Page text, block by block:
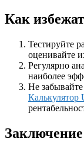
Как
Тестируйте
оценивайте
Регулярно
наиболее
Не
Заключение